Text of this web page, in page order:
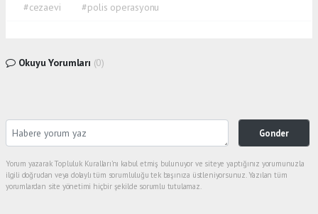
#cezaevi
#polis operasyonu
Okuyu Yorumları (0)
Gonder
Yorum yazarak Topluluk Kuralları’nı kabul etmiş bulunuyor ve siteye yaptığınız yorumunuzla
ilgili doğrudan veya dolaylı tüm sorumluluğu tek başınıza üstleniyorsunuz. Yazılan tüm
yorumlardan site yönetimi hiçbir şekilde sorumlu tutulamaz.